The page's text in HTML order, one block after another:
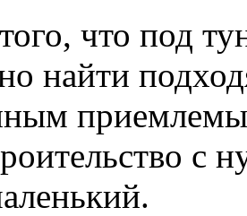
что под
найти
с